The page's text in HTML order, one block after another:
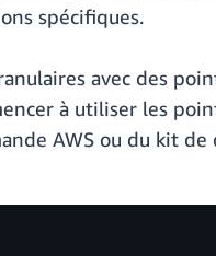
spécifiques.
avec des
à utiliser les
AWS ou du kit